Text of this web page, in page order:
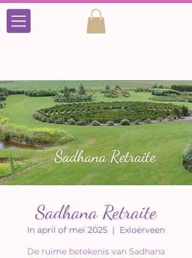
Sadhana Retraite
In april of mei 2025
  |
Exloërveen
De ruime betekenis van Sadhana